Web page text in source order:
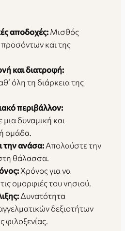
αποδοχές:Μισθός
και της
και διατροφή:
όλη τη διάρκεια της
περιβάλλον:
δυναμική και
ομάδα.
την ανάσα:Απολαύστε την
θάλασσα.
Χρόνος για να
ομορφιές του νησιού.
Δυνατότητα
δεξιοτήτων
φιλοξενίας.